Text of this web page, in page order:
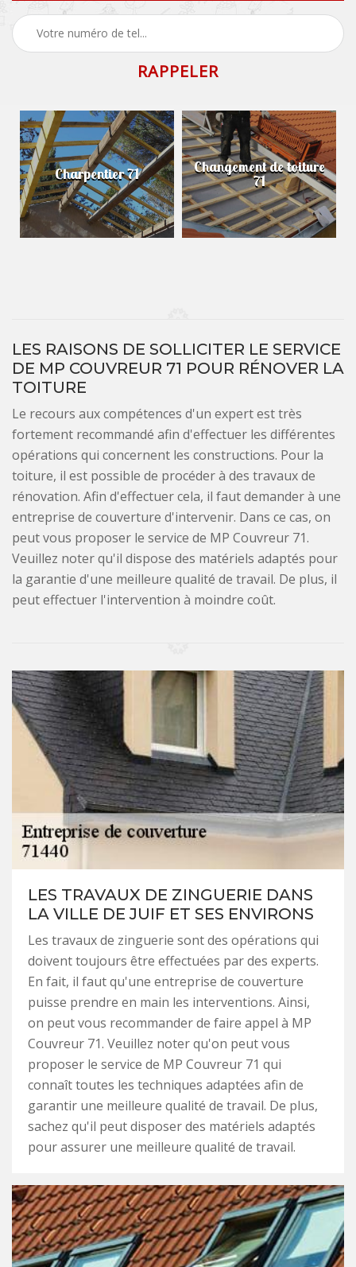
Charpentier 71 Changement de toiture
71
LES RAISONS DE SOLLICITER LE SERVICE
DE MP COUVREUR 71 POUR RÉNOVER LA
TOITURE
Le recours aux compétences d'un expert est très
fortement recommandé afin d'effectuer les différentes
opérations qui concernent les constructions. Pour la
toiture, il est possible de procéder à des travaux de
rénovation. Afin d'effectuer cela, il faut demander à une
entreprise de couverture d'intervenir. Dans ce cas, on
peut vous proposer le service de MP Couvreur 71.
Veuillez noter qu'il dispose des matériels adaptés pour
la garantie d'une meilleure qualité de travail. De plus, il
peut effectuer l'intervention à moindre coût.
LES TRAVAUX DE ZINGUERIE DANS
LA VILLE DE JUIF ET SES ENVIRONS
Les travaux de zinguerie sont des opérations qui
doivent toujours être effectuées par des experts.
En fait, il faut qu'une entreprise de couverture
puisse prendre en main les interventions. Ainsi,
on peut vous recommander de faire appel à MP
Couvreur 71. Veuillez noter qu'on peut vous
proposer le service de MP Couvreur 71 qui
connaît toutes les techniques adaptées afin de
garantir une meilleure qualité de travail. De plus,
sachez qu'il peut disposer des matériels adaptés
pour assurer une meilleure qualité de travail.